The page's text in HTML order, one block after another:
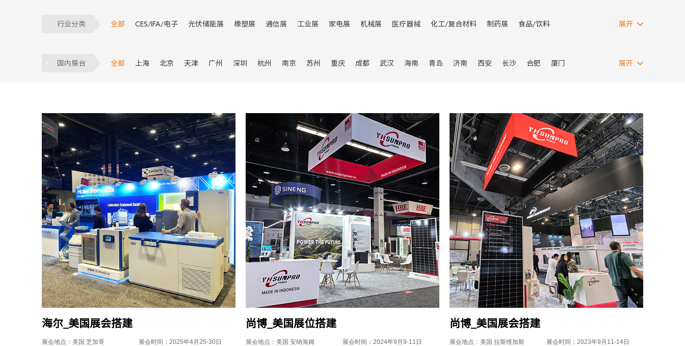
葡萄牙 土耳其 比利时 匈牙利 加拿大 菲律宾
行业分类 全部 CES/IFA/电子 光伏储能展 橡塑展 通信展 工业展 家电展 机械展 医疗器械 化工/复合材料 制药展 食品/饮料
服贸会 数博会 建筑展 食品饮料机械
展开
国内展台 全部 上海 北京 天津 广州 深圳 杭州 南京 苏州 重庆 成都 武汉 海南 青岛 济南 西安 长沙 合肥 厦门 展开
海尔_美国展会搭建
展会地点：美国 芝加哥
展会时间：2025年4月25-30日
尚博_美国展位搭建
展会地点：美国 安纳海姆
展会时间：2024年9月9-11日
尚博_美国展会搭建
展会地点：美国 拉斯维加斯
展会时间：2023年9月11-14日